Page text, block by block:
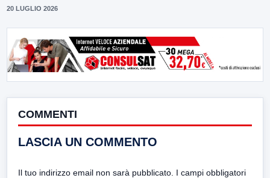
20 LUGLIO 2026
COMMENTI
LASCIA UN COMMENTO
Il tuo indirizzo email non sarà pubblicato. I campi obbligatori